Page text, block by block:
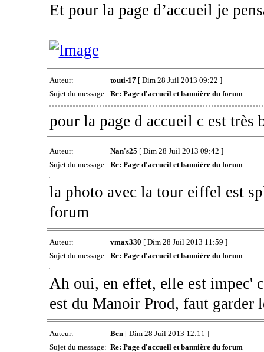
Et pour la page d’accueil je
Auteur: touti-17[ Dim 28 Juil 2013 09:22 ]
Sujet du message: Re: Page d'accueil et bannière du forum
pour la page d accueil c est très
Auteur: Nan's25 [ Dim 28 Juil 2013 09:42 ]
Sujet du message: Re: Page d'accueil et bannière du forum
la photo avec la tour eiffel est
forum
Auteur: vmax330 [ Dim 28 Juil 2013 11:59 ]
Sujet du message: Re: Page d'accueil et bannière du forum
Ah oui, en effet, elle est impec'
est du Manoir Prod, faut garder
Auteur: Ben[ Dim 28 Juil 2013 12:11 ]
Sujet du message: Re: Page d'accueil et bannière du forum